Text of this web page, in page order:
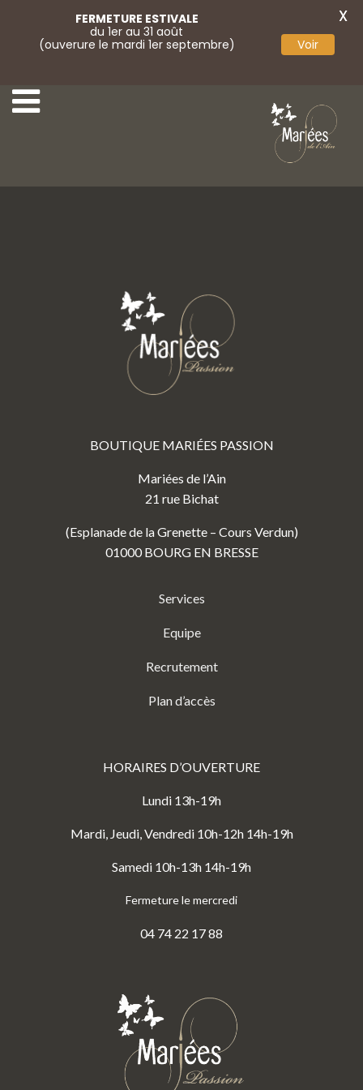
BOUTIQUE MARIÉES PASSION
Mariées de l’Ain
21 rue Bichat
(Esplanade de la Grenette – Cours Verdun)
01000 BOURG EN BRESSE
Services
Equipe
Recrutement
Plan d’accès
HORAIRES D’OUVERTURE
Lundi 13h-19h
Mardi, Jeudi, Vendredi 10h-12h 14h-19h
Samedi 10h-13h 14h-19h
Fermeture le mercredi
04 74 22 17 88
FERMETURE ESTIVALE
du 1er au 31 août
(ouverure le mardi 1er septembre)
Voir
X